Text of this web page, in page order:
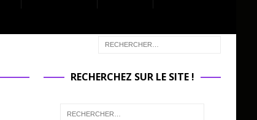
RECHERCHEZ SUR LE SITE !